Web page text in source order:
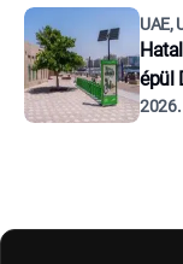
UAE,
épül
2026.